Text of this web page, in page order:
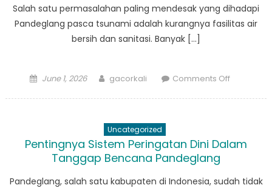
Salah satu permasalahan paling mendesak yang dihadapi
Pandeglang pasca tsunami adalah kurangnya fasilitas air
bersih dan sanitasi. Banyak […]
Posted
June 1, 2026 Author
gacorkali Comments Offon
Terkini
Uncategorized
Pentingnya Sistem Peringatan Dini Dalam
Tanggap Bencana Pandeglang
Pandeglang, salah satu kabupaten di Indonesia, sudah tidak